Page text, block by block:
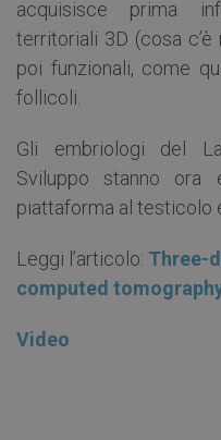
acquisisce prima
territoriali 3D (cosa
poi funzionali, come
follicoli.
Gli embriologi del
Sviluppo stanno ora
piattaforma al testicolo
Leggi l’articolo: Three-
computed
Video